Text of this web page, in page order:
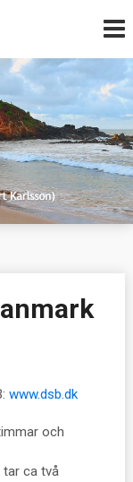
www.dsb.dk
och
tar ca två